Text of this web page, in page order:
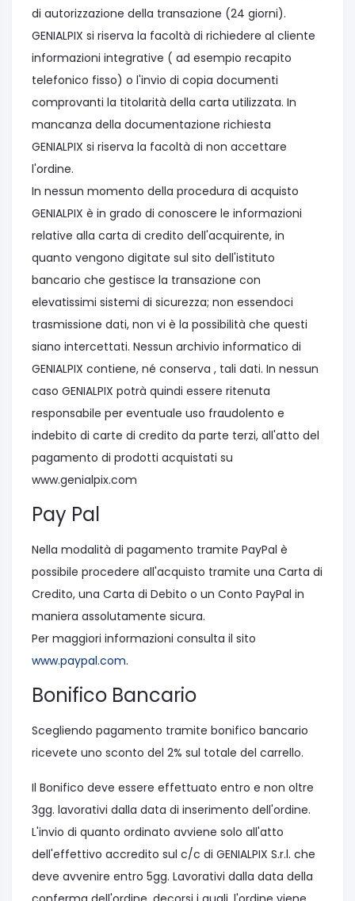
di autorizzazione della transazione (24 giorni).
GENIALPIX si riserva la facoltà di richiedere al cliente
informazioni integrative ( ad esempio recapito
telefonico fisso) o l'invio di copia documenti
comprovanti la titolarità della carta utilizzata. In
mancanza della documentazione richiesta
GENIALPIX si riserva la facoltà di non accettare
l'ordine.
In nessun momento della procedura di acquisto
GENIALPIX è in grado di conoscere le informazioni
relative alla carta di credito dell'acquirente, in
quanto vengono digitate sul sito dell'istituto
bancario che gestisce la transazione con
elevatissimi sistemi di sicurezza; non essendoci
trasmissione dati, non vi è la possibilità che questi
siano intercettati. Nessun archivio informatico di
GENIALPIX contiene, né conserva , tali dati. In nessun
caso GENIALPIX potrà quindi essere ritenuta
responsabile per eventuale uso fraudolento e
indebito di carte di credito da parte terzi, all'atto del
pagamento di prodotti acquistati su
www.genialpix.com
Pay Pal
Nella modalità di pagamento tramite PayPal è
possibile procedere all'acquisto tramite una Carta di
Credito, una Carta di Debito o un Conto PayPal in
maniera assolutamente sicura.
Per maggiori informazioni consulta il sito
www.paypal.com.
Bonifico Bancario
Scegliendo pagamento tramite bonifico bancario
ricevete uno sconto del 2% sul totale del carrello.
Il Bonifico deve essere effettuato entro e non oltre
3gg. lavorativi dalla data di inserimento dell'ordine.
L'invio di quanto ordinato avviene solo all'atto
dell'effettivo accredito sul c/c di GENIALPIX S.r.l. che
deve avvenire entro 5gg. Lavorativi dalla data della